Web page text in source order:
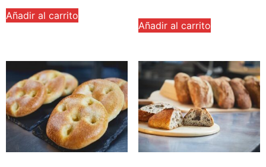
Añadir al carrito
Añadir al carrito